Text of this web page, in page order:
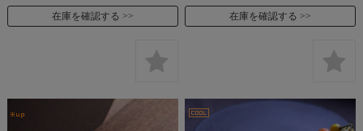
在庫を確認する 在庫を確認する